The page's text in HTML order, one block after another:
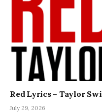
Red Lyrics – Taylor
July 29, 2026